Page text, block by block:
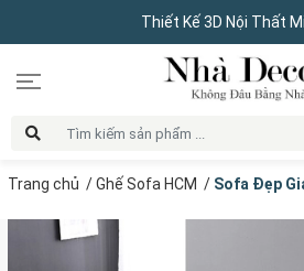
Thiết Kế 3D Nội Thất
Trang chủ /Ghế Sofa HCM / Sofa Đẹp